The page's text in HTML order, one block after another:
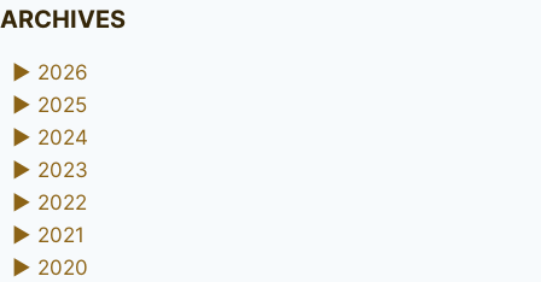
ARCHIVES
► 2026
► 2025
► 2024
► 2023
► 2022
► 2021
► 2020